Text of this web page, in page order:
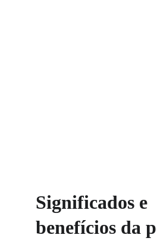
Significados e
benefícios da